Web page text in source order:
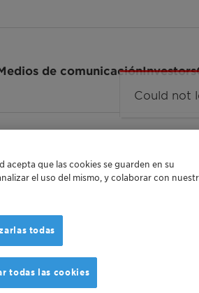
de comunicaciónInvestors
49
acepta que las cookies se guarden en su
el uso del mismo, y colaborar con
todas
todas las cookies
Could not